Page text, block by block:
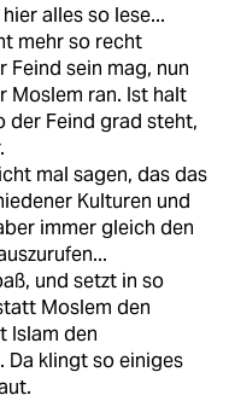
alles so lese...
mehr so recht
sein mag, nun
Moslem ran. Ist halt
der Feind grad steht,
mal sagen, das das
Kulturen und
immer gleich den
und setzt in so
Moslem den
Islam den
Da klingt so einiges